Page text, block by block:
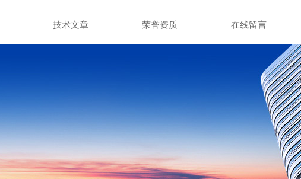
技术文章 荣誉资质 在线留言